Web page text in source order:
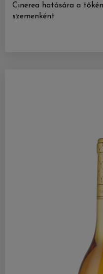
Cinerea hatására a
szemenként